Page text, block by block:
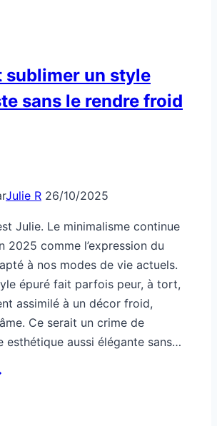
sublimer un style
sans le rendre froid
Julie R 26/10/2025
Julie. Le minimalisme continue
2025 comme l’expression du
à nos modes de vie actuels.
épuré fait parfois peur, à tort,
assimilé à un décor froid,
Ce serait un crime de
esthétique aussi élégante sans…